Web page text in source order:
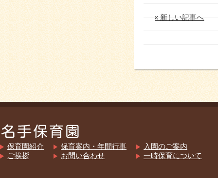
« 新しい記事へ
保育園紹介
ご挨拶
保育案内・年間行事
お問い合わせ
入園のご案内
一時保育について